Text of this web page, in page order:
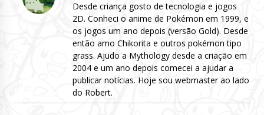
Desde criança gosto de tecnologia e jogos
2D. Conheci o anime de Pokémon em 1999, e
os jogos um ano depois (versão Gold). Desde
então amo Chikorita e outros pokémon tipo
grass. Ajudo a Mythology desde a criação em
2004 e um ano depois comecei a ajudar a
publicar notícias. Hoje sou webmaster ao lado
do Robert.